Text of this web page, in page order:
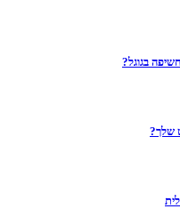
בגוגל?
שלך?